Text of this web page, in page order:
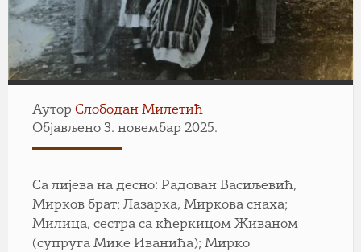
Аутор Слободан Милетић
Објављено 3. новембар 2025.
Са лијева на десно: Радован Васиљевић,
Мирков брат; Лазарка, Миркова снаха;
Милица, сестра са кћеркицом Живаном
(супруга Мике Иванића); Мирко